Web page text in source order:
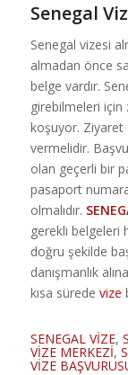
Senegal
Senegal vizesi
almadan önce
belge vardır.
girebilmeleri için
koşuyor. Ziyaret
vermelidir.
olan geçerli bir
pasaport
olmalıdır.
gerekli belgeleri
doğru şekilde
danışmanlık
kısa sürede vize
SENEGAL VİZE,
VİZE MERKEZİ,
VİZE